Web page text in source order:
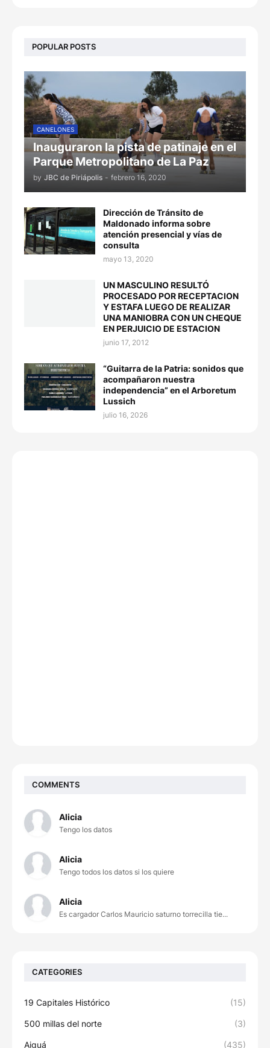
POPULAR POSTS
CANELONES
Inauguraron la pista de patinaje en el
Parque Metropolitano de La Paz
by JBC de Piriápolis - febrero 16, 2020
Dirección de Tránsito de
Maldonado informa sobre
atención presencial y vías de
consulta
mayo 13, 2020
UN MASCULINO RESULTÓ
PROCESADO POR RECEPTACION
Y ESTAFA LUEGO DE REALIZAR
UNA MANIOBRA CON UN CHEQUE
EN PERJUICIO DE ESTACION
junio 17, 2012
“Guitarra de la Patria: sonidos que
acompañaron nuestra
independencia” en el Arboretum
Lussich
julio 16, 2026
COMMENTS
Alicia
Tengo los datos
Alicia
Tengo todos los datos si los quiere
Alicia
Es cargador Carlos Mauricio saturno torrecilla tie...
CATEGORIES
19 Capitales Histórico (15)
500 millas del norte (3)
Aiguá (435)